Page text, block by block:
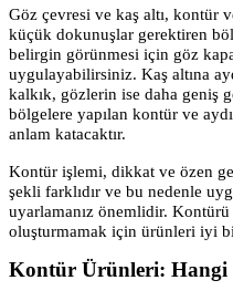
Göz çevresi ve kaş altı, kontür
küçük dokunuşlar gerektiren
belirgin görünmesi için göz
uygulayabilirsiniz. Kaş altına
kalkık, gözlerin ise daha geniş
bölgelere yapılan kontür ve
anlam katacaktır.
Kontür işlemi, dikkat ve özen
şekli farklıdır ve bu nedenle
uyarlamanız önemlidir.
oluşturmamak için ürünleri iyi
Kontür Ürünleri: Hangi